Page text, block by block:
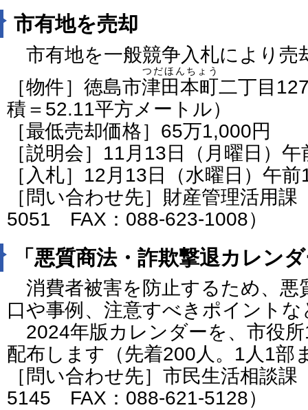
市有地を売却
市有地を一般競争入札により売
［物件］徳島市津田本町
つだほんちょう
二丁目
積＝52.11平方メートル）
［最低売却価格］65万1,000円
［説明会］11月13日（月曜日）
［入札］12月13日（水曜日）午
［問い合わせ先］財産管理活用
5051 FAX：088-623-1008）
「悪質商法・詐欺撃退カレン
消費者被害を防止するため、悪
口や事例、注意すべきポイント
2024年版カレンダーを、市役
配布します（先着200人。1人1部
［問い合わせ先］市民生活相談
5145 FAX：088-621-5128）